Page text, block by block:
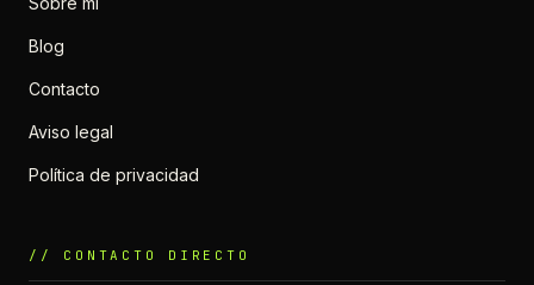
Blog
Contacto
Aviso legal
Política de privacidad
// CONTACTO DIRECTO